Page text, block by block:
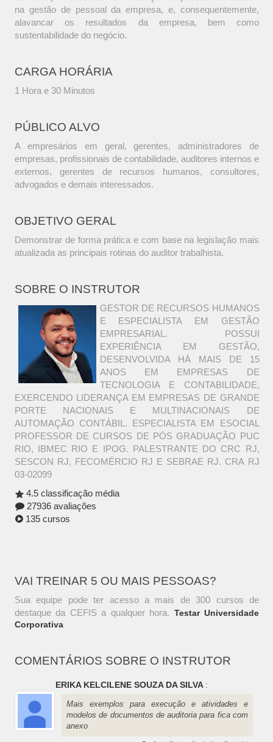
na gestão de pessoal da empresa, e, consequentemente,
alavancar os resultados da empresa, bem como
sustentabilidade do negócio.
CARGA HORÁRIA
1 Hora e 30 Minutos
PÚBLICO ALVO
A empresários em geral, gerentes, administradores de
empresas, profissionais de contabilidade, auditores internos e
externos, gerentes de recursos humanos, consultores,
advogados e demais interessados.
OBJETIVO GERAL
Demonstrar de forma prática e com base na legislação mais
atualizada as principais rotinas do auditor trabalhista.
SOBRE O INSTRUTOR
GESTOR DE RECURSOS HUMANOS
E ESPECIALISTA EM GESTÃO
EMPRESARIAL. POSSUI
EXPERIÊNCIA EM GESTÃO,
DESENVOLVIDA HÁ MAIS DE 15
ANOS EM EMPRESAS DE
TECNOLOGIA E CONTABILIDADE,
EXERCENDO LIDERANÇA EM EMPRESAS DE GRANDE
PORTE NACIONAIS E MULTINACIONAIS DE
AUTOMAÇÃO CONTÁBIL. ESPECIALISTA EM ESOCIAL
PROFESSOR DE CURSOS DE PÓS GRADUAÇÃO PUC
RIO, IBMEC RIO E IPOG. PALESTRANTE DO CRC RJ,
SESCON RJ, FECOMÉRCIO RJ E SEBRAE RJ. CRA RJ
03-02099
4.5 classificação média
27936 avaliações
135 cursos
VAI TREINAR 5 OU MAIS PESSOAS?
Sua equipe pode ter acesso a mais de 300 cursos de
destaque da CEFIS a qualquer hora. Testar Universidade
Corporativa
COMENTÁRIOS SOBRE O INSTRUTOR
ERIKA KELCILENE SOUZA DA SILVA :
Mais exemplos para execução e atividades e
modelos de documentos de auditoria para fica com
anexo